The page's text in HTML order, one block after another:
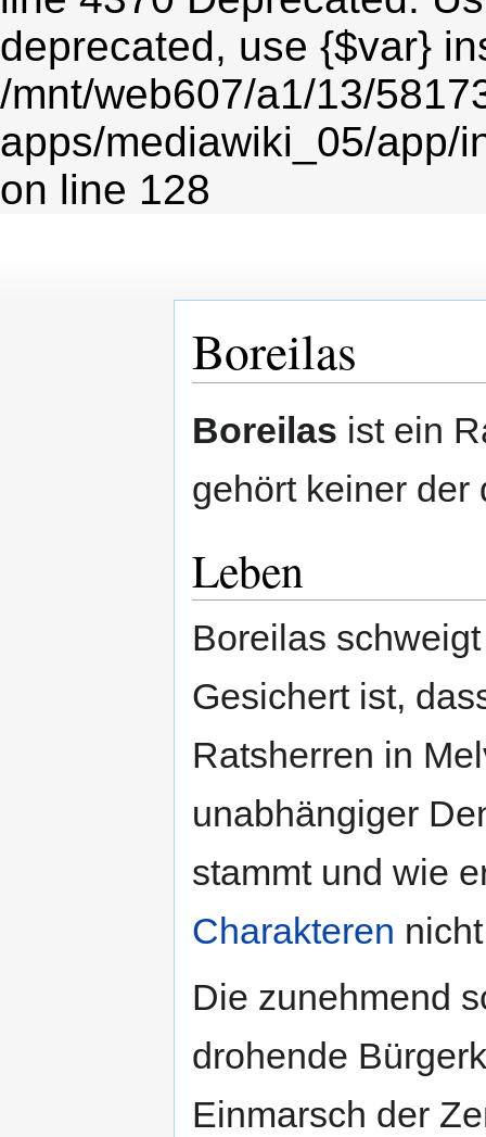
deprecated, use {$var}
/mnt/web607/a1/13/
apps/mediawiki_05/app/
on line 128
Boreilas
Navigation
Suche
Boreilas ist ein
gehört keiner
Leben
Boreilas
Gesichert ist,
Ratsherren in
unabhängiger
stammt und wie
Charakteren
Die zunehmend
drohende
Einmarsch der